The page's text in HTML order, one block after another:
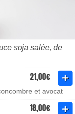
soja salée, de
21,00€
et avocat
18,00€